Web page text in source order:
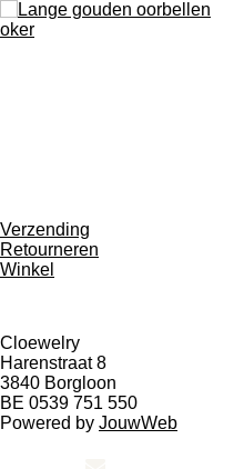
Verzending
Retourneren
Winkel
Cloewelry
Harenstraat 8
3840 Borgloon
BE 0539 751 550
Powered by JouwWeb